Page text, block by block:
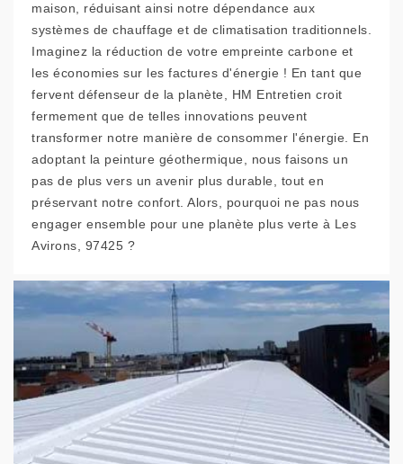
maison, réduisant ainsi notre dépendance aux
systèmes de chauffage et de climatisation traditionnels.
Imaginez la réduction de votre empreinte carbone et
les économies sur les factures d'énergie ! En tant que
fervent défenseur de la planète, HM Entretien croit
fermement que de telles innovations peuvent
transformer notre manière de consommer l'énergie. En
adoptant la peinture géothermique, nous faisons un
pas de plus vers un avenir plus durable, tout en
préservant notre confort. Alors, pourquoi ne pas nous
engager ensemble pour une planète plus verte à Les
Avirons, 97425 ?